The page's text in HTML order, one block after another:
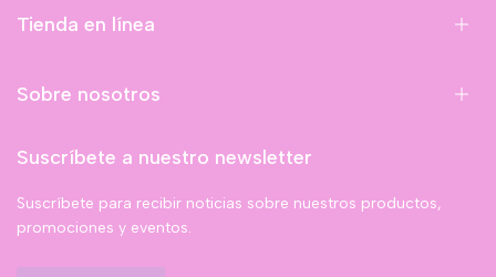
Tienda en línea
Sobre nosotros
Suscríbete a nuestro newsletter
Suscríbete para recibir noticias sobre nuestros productos,
promociones y eventos.